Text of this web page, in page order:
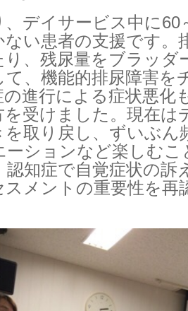
デイサービス中に60
ない患者の支援です。
り、残尿量をブラッダ
て、機能的排尿障害を
の進行による症状悪化
を受けました。現在は
を取り戻し、ずいぶん
ーションなど楽しむ
認知症で自覚症状の訴
スメントの重要性を再